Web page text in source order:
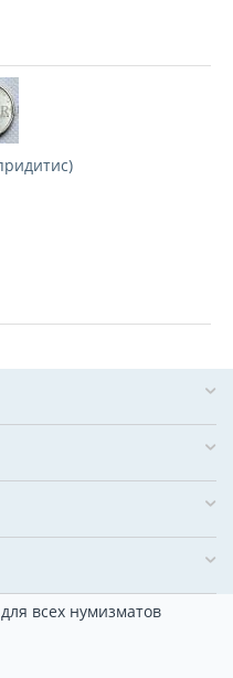
всех нумизматов